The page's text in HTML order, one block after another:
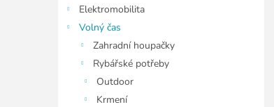
Elektromobilita
Volný čas
Zahradní houpačky
Rybářské potřeby
Outdoor
Krmení